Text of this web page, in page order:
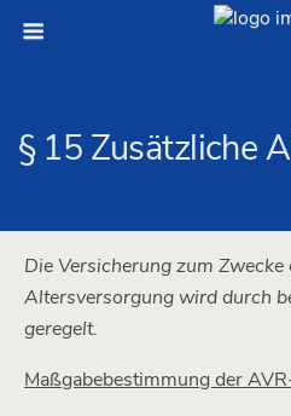
§ 15 Zusätzliche
Die Versicherung zum
Altersversorgung wird durch
geregelt.
Maßgabebestimmung der